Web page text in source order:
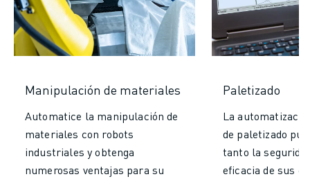
Manipulación de materiales
Automatice la manipulación de
materiales con robots
industriales y obtenga
numerosas ventajas para su
Paletizado
La
de paletizado
tanto la
eficacia de sus